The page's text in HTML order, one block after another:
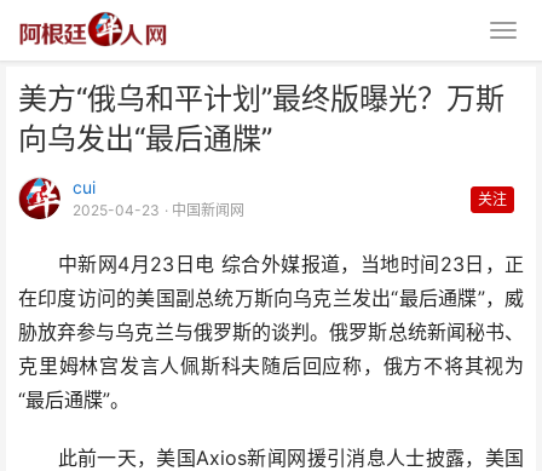
美方“俄乌和平计划”最终版曝光？万斯
向乌发出“最后通牒”
cui
2025-04-23 · 中国新闻网
关注
中新网4月23日电 综合外媒报道，当地时间23日，正
在印度访问的美国副总统万斯向乌克兰发出“最后通牒”，威
胁放弃参与乌克兰与俄罗斯的谈判。俄罗斯总统新闻秘书、
克里姆林宫发言人佩斯科夫随后回应称，俄方不将其视为
“最后通牒”。
此前一天，美国Axios新闻网援引消息人士披露，美国
美方“俄乌和平计划”最终版曝光？
万斯向乌发出“最后通